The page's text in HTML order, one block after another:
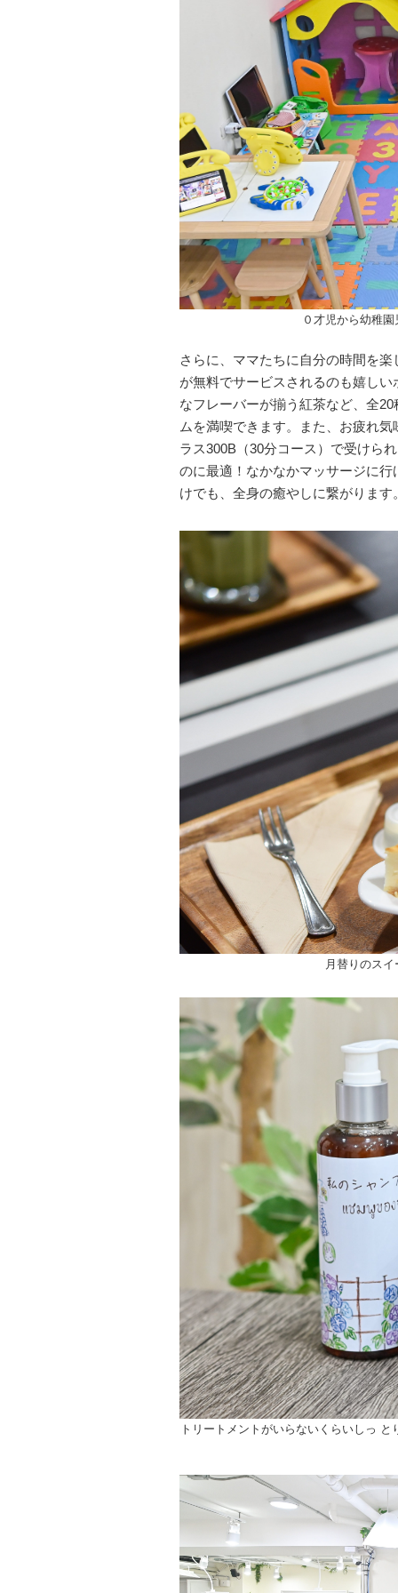
０才児から幼稚
さらに、ママたちに自分の時間を
が無料でサービスされるのも嬉し
なフレーバーが揃う紅茶など、全
ムを満喫できます。また、お疲れ
ラス300B（30分コース）で受けら
のに最適！なかなかマッサージに
けでも、全身の癒やしに繋がりま
月替りのス
トリートメントがいらないくらいしっ